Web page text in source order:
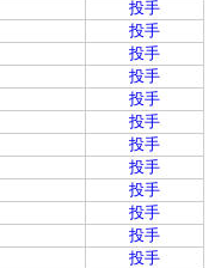
投手
投手
投手
投手
投手
投手
投手
投手
投手
投手
投手
投手